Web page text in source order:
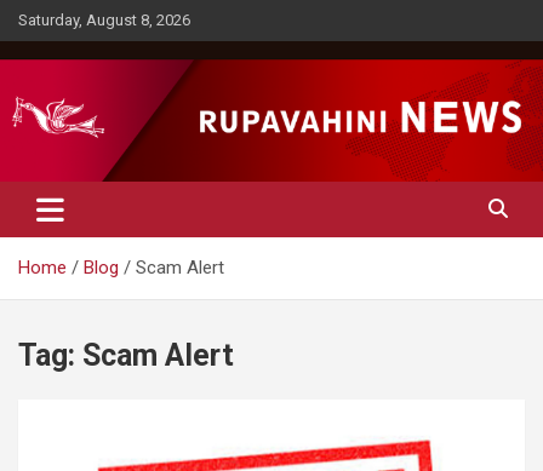
Skip
to
content
Saturday, August 8, 2026
Rupavahini News
Home Blog Scam Alert
Tag: Scam Alert